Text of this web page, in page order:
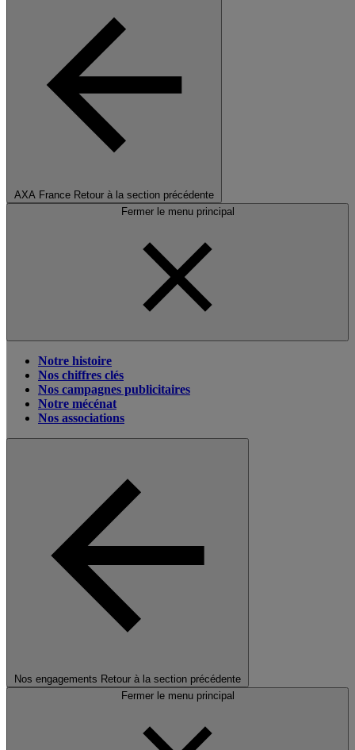
AXA France Retour à la section précédente
Fermer le menu principal
Notre histoire
Nos chiffres clés
Nos campagnes publicitaires
Notre mécénat
Nos associations
Nos engagements Retour à la section précédente
Fermer le menu principal